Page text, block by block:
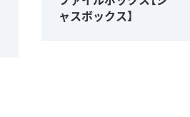
ャスボックス】